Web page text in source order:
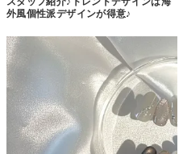
外風個性派デザインが得意♪